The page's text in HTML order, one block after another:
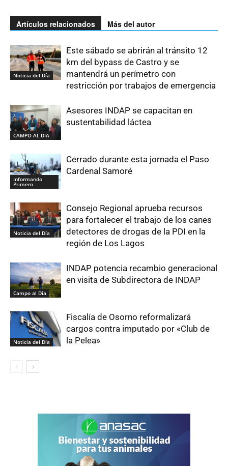
Artículos relacionados Más del autor
Noticia del Día
Este sábado se abrirán al tránsito 12
km del bypass de Castro y se
mantendrá un perímetro con
restricción por trabajos de emergencia
CAMPO AL DIA
Asesores INDAP se capacitan en
sustentabilidad láctea
Informando
Primero
Cerrado durante esta jornada el Paso
Cardenal Samoré
Noticia del Día
Consejo Regional aprueba recursos
para fortalecer el trabajo de los canes
detectores de drogas de la PDI en la
región de Los Lagos
Campo al Día
INDAP potencia recambio generacional
en visita de Subdirectora de INDAP
Noticia del Día
Fiscalía de Osorno reformalizará
cargos contra imputado por «Club de
la Pelea»